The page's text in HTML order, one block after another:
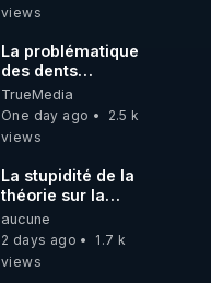
views
La problématique
des dents
dévitalisées et
des implants
TrueMedia
One day ago
2.5 k
views
La stupidité de la
théorie sur la
responsabilité de
l’homme
concernant le
aucune
2 days ago
1.7 k
views